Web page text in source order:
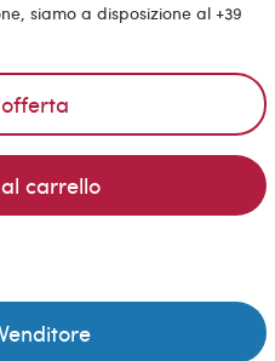
siamo a disposizione al +39
carrello